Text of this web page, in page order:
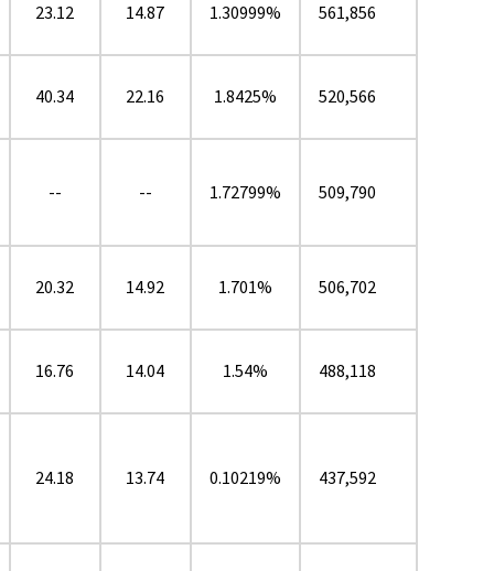
23.12 14.87 1.30999% 561,856
40.34 22.16 1.8425% 520,566
-- -- 1.72799% 509,790
20.32 14.92 1.701% 506,702
16.76 14.04 1.54% 488,118
24.18 13.74 0.10219% 437,592